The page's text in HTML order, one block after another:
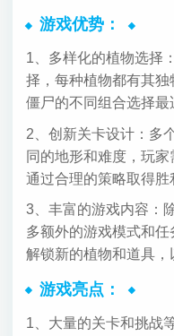
游戏优势：
1、多样化的植物选择
择，每种植物都有其
僵尸的不同组合选择最
2、创新关卡设计：多
同的地形和难度，玩家
通过合理的策略取得胜
3、丰富的游戏内容：
多额外的游戏模式和
解锁新的植物和道具，
游戏亮点：
1、大量的关卡和挑战